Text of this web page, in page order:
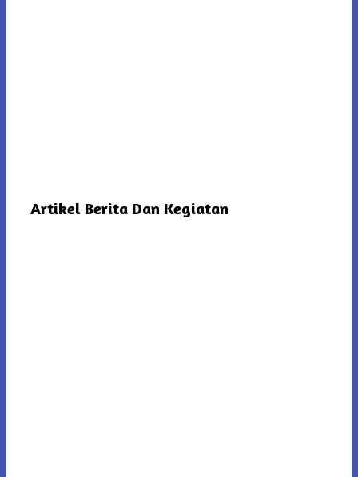
Artikel Berita Dan Kegiatan